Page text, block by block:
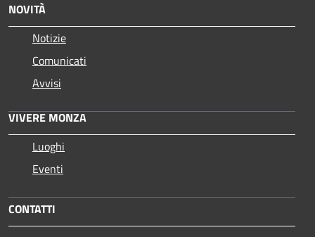
NOVITÀ
Notizie
Comunicati
Avvisi
VIVERE MONZA
Luoghi
Eventi
CONTATTI